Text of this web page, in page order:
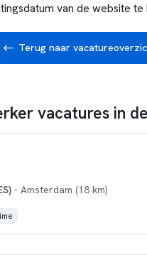
van de website te
Terug naar
vacatures in
- Amsterdam (18 km)